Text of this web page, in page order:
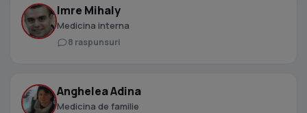
Imre Mihaly
Medicina interna
8 raspunsuri
Anghelea Adina
Medicina de familie